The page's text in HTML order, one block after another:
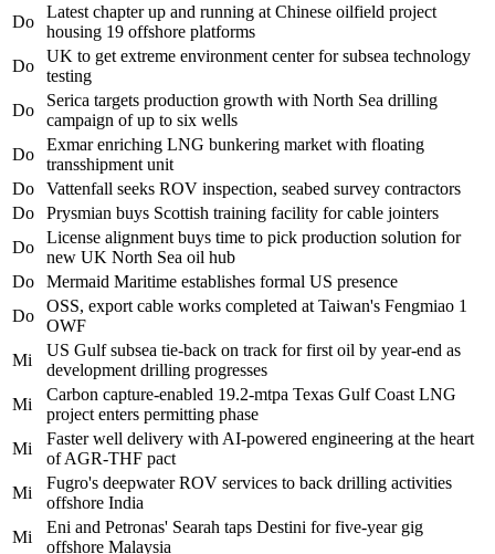
Do
Latest chapter up and running at Chinese oilfield project
housing 19 offshore platforms
Do
UK to get extreme environment center for subsea technology
testing
Do
Serica targets production growth with North Sea drilling
campaign of up to six wells
Do
Exmar enriching LNG bunkering market with floating
transshipment unit
Do
Vattenfall seeks ROV inspection, seabed survey contractors
Do
Prysmian buys Scottish training facility for cable jointers
Do
License alignment buys time to pick production solution for
new UK North Sea oil hub
Do
Mermaid Maritime establishes formal US presence
Do
OSS, export cable works completed at Taiwan's Fengmiao 1
OWF
Mi
US Gulf subsea tie-back on track for first oil by year-end as
development drilling progresses
Mi
Carbon capture-enabled 19.2-mtpa Texas Gulf Coast LNG
project enters permitting phase
Mi
Faster well delivery with AI-powered engineering at the heart
of AGR-THF pact
Mi
Fugro's deepwater ROV services to back drilling activities
offshore India
Mi
Eni and Petronas' Searah taps Destini for five-year gig
offshore Malaysia